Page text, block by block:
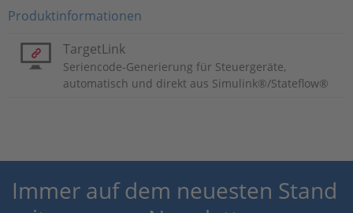
Produktinformationen
TargetLink
Seriencode-Generierung für Steuergeräte,
automatisch und direkt aus Simulink®/Stateflow®
Immer auf dem neuesten Stand